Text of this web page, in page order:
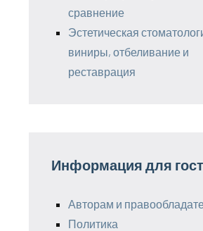
сравнение
Эстетическая
виниры, отбеливание и
реставрация
Информация для
Авторам и
Политика